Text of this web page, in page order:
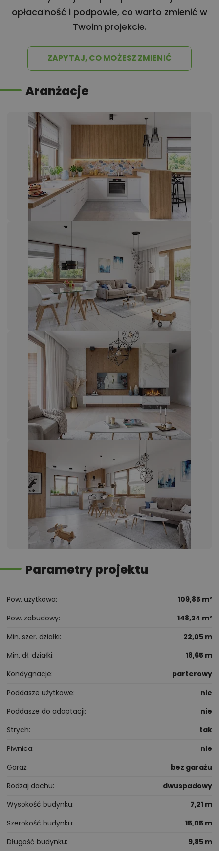
opłacalność i podpowie, co warto zmienić w
Twoim projekcie.
ZAPYTAJ, CO MOŻESZ ZMIENIĆ
Aranżacje
Parametry projektu
Pow. użytkowa
109,85 m²
Pow. zabudowy
148,24 m²
Min. szer. działki
22,05 m
Min. dł. działki
18,65 m
Kondygnacje
parterowy
Poddasze użytkowe
nie
Poddasze do adaptacji
nie
Strych
tak
Piwnica
nie
Garaż
bez garażu
Rodzaj dachu
dwuspadowy
Wysokość budynku
7,21 m
Szerokość budynku
15,05 m
Długość budynku
9,85 m